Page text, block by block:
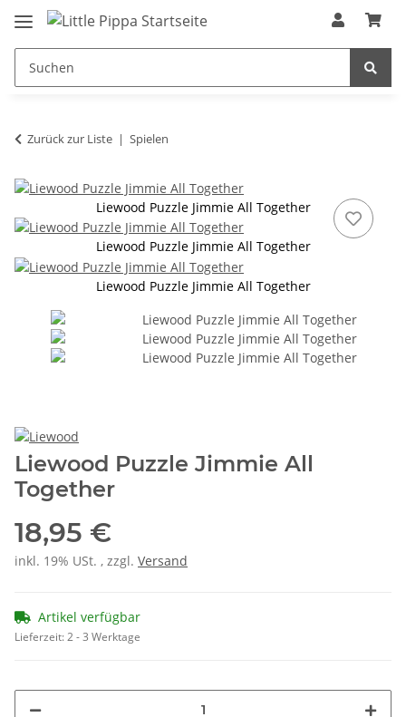
Zum Hauptinhalt springen
springen
Zurück zur Liste Spielen
Liewood Puzzle Jimmie All Together
Liewood Puzzle Jimmie All Together
Liewood Puzzle Jimmie All Together
Liewood Puzzle Jimmie All
Together
18,95 €
inkl. 19% USt. , zzgl. Versand
Artikel verfügbar
Lieferzeit:2 - 3 Werktage